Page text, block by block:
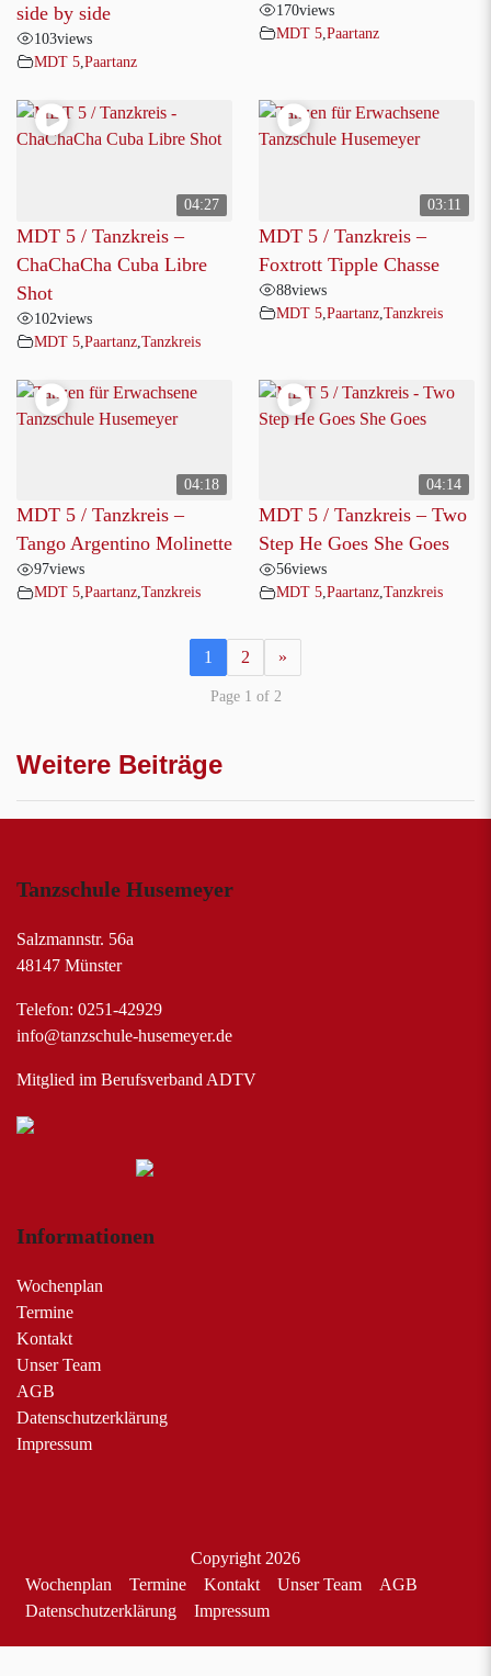
side by side
103views
MDT 5 Paartanz
170views
MDT 5 Paartanz
04:27
MDT 5 / Tanzkreis –
ChaChaCha Cuba Libre
Shot
102views
MDT 5 Paartanz Tanzkreis
03:11
MDT 5 / Tanzkreis –
Foxtrott Tipple Chasse
88views
MDT 5 Paartanz Tanzkreis
04:18
MDT 5 / Tanzkreis –
Tango Argentino Molinette
97views
MDT 5,Paartanz,Tanzkreis
04:14
MDT 5 / Tanzkreis – Two
Step He Goes She Goes
56views
MDT 5,Paartanz,Tanzkreis
1 2 »
Page 1 of 2
Weitere Beiträge
Tanzschule Husemeyer
Salzmannstr. 56a
48147 Münster
Telefon: 0251-42929
info@tanzschule-husemeyer.de
Mitglied im Berufsverband ADTV
Informationen
Wochenplan
Termine
Kontakt
Unser Team
AGB
Datenschutzerklärung
Impressum
Copyright 2026
Wochenplan
Termine Kontakt Unser Team
AGB
Datenschutzerklärung
Impressum